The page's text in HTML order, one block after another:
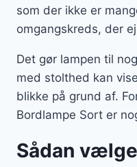
som der ikke er
omgangskreds, der
Det gør lampen til
med stolthed kan
blikke på grund af.
Bordlampe Sort er
Sådan